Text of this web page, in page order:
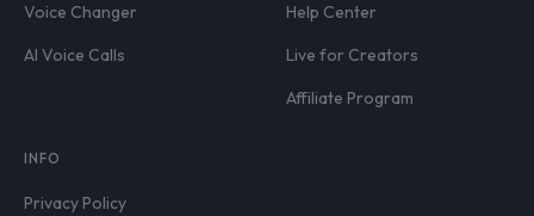
Voice Changer
AI Voice Calls
Help Center
Live for Creators
Affiliate Program
INFO
Privacy Policy